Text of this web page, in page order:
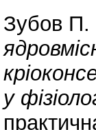
Зубов
у